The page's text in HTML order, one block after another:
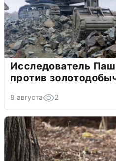
Исследователь
против
8 августа 2